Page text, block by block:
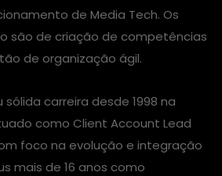
de Media Tech. Os
são de criação de competências
de organização ágil.
carreira desde 1998 na
como Client Account Lead
foco na evolução e integração
mais de 16 anos como